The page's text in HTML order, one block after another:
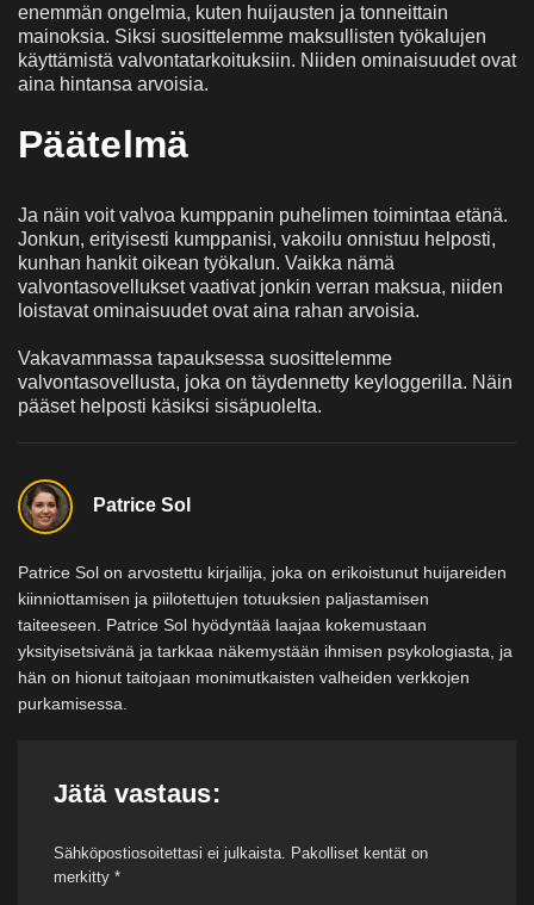
enemmän ongelmia, kuten huijausten ja tonneittain
mainoksia. Siksi suosittelemme maksullisten työkalujen
käyttämistä valvontatarkoituksiin. Niiden ominaisuudet ovat
aina hintansa arvoisia.
Päätelmä
Ja näin voit valvoa kumppanin puhelimen toimintaa etänä.
Jonkun, erityisesti kumppanisi, vakoilu onnistuu helposti,
kunhan hankit oikean työkalun. Vaikka nämä
valvontasovellukset vaativat jonkin verran maksua, niiden
loistavat ominaisuudet ovat aina rahan arvoisia.
Vakavammassa tapauksessa suosittelemme
valvontasovellusta, joka on täydennetty keyloggerilla. Näin
pääset helposti käsiksi sisäpuolelta.
Patrice Sol
Patrice Sol on arvostettu kirjailija, joka on erikoistunut huijareiden
kiinniottamisen ja piilotettujen totuuksien paljastamisen
taiteeseen. Patrice Sol hyödyntää laajaa kokemustaan
yksityisetsivänä ja tarkkaa näkemystään ihmisen psykologiasta, ja
hän on hionut taitojaan monimutkaisten valheiden verkkojen
purkamisessa.
Jätä vastaus:
Sähköpostiosoitettasi ei julkaista. Pakolliset kentät on
merkitty *